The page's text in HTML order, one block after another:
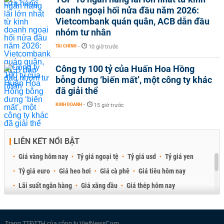
doanh ngoại hối nửa đầu năm 2026:
Vietcombank quán quân, ACB dẫn đầu
nhóm tư nhân
TÀI CHÍNH - 10 giờ trước
Công ty 100 tỷ của Huấn Hoa Hồng
bỗng dưng ‘biến mất’, một công ty khác
đã giải thể
KINH DOANH - 15 giờ trước
LIÊN KẾT NỔI BẬT
Giá vàng hôm nay Tỷ giá ngoại tệ Tỷ giá usd
Tỷ giá yen
Tỷ giá euro
Giá heo hơi Giá cà phê
Giá tiêu hôm nay
Lãi suất ngân hàng
Giá xăng dầu
Giá thép hôm nay